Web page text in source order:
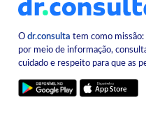
Odr.consulta tem como missão:
por meio de informação,
cuidado e respeito para que as